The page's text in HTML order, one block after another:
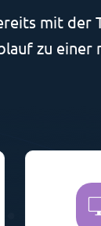
mit der
zu einer